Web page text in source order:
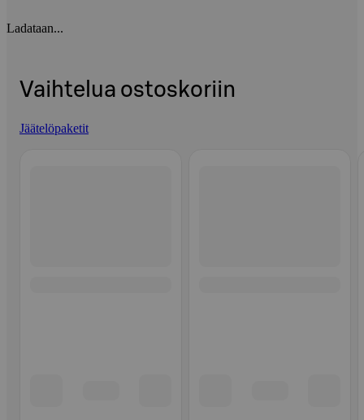
Ladataan...
Vaihtelua ostoskoriin
Jäätelöpaketit